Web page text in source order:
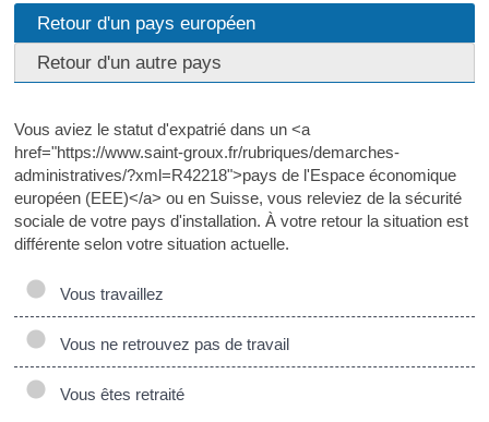
Retour d'un pays européen
Retour d'un autre pays
Vous aviez le statut d'expatrié dans un <a
href="https://www.saint-groux.fr/rubriques/demarches-
administratives/?xml=R42218">pays de l'Espace économique
européen (EEE)</a> ou en Suisse, vous releviez de la sécurité
sociale de votre pays d'installation. À votre retour la situation est
différente selon votre situation actuelle.
Vous travaillez
Vous ne retrouvez pas de travail
Vous êtes retraité